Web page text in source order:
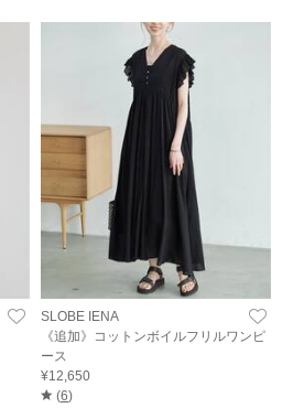
SLOBE IENA
《追加》コットンボイルフリルワンピ
ース
¥12,650
(6)